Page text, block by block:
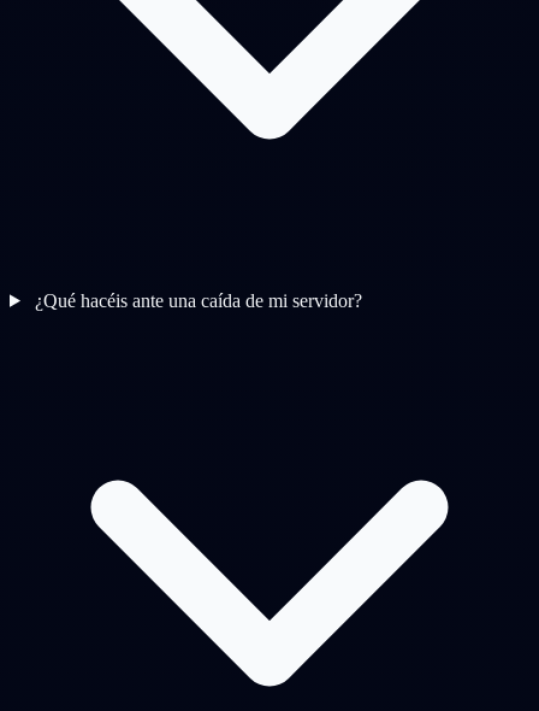
¿Qué hacéis ante una caída de mi servidor?